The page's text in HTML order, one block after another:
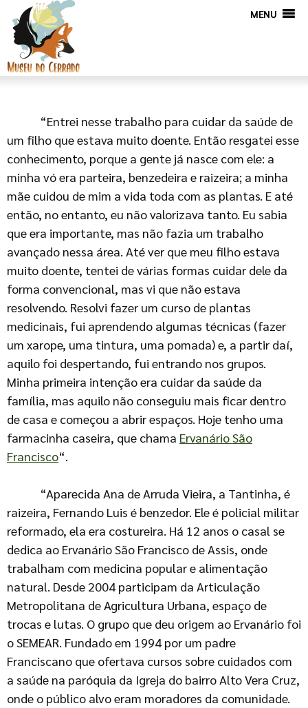
MENU
“Entrei nesse trabalho para cuidar da saúde de
um filho que estava muito doente. Então resgatei esse
conhecimento, porque a gente já nasce com ele: a
minha vó era parteira, benzedeira e raizeira; a minha
mãe cuidou de mim a vida toda com as plantas. E até
então, no entanto, eu não valorizava tanto. Eu sabia
que era importante, mas não fazia um trabalho
avançado nessa área. Até ver que meu filho estava
muito doente, tentei de várias formas cuidar dele da
forma convencional, mas vi que não estava
resolvendo. Resolvi fazer um curso de plantas
medicinais, fui aprendendo algumas técnicas (fazer
um xarope, uma tintura, uma pomada) e, a partir daí,
aquilo foi despertando, fui entrando nos grupos.
Minha primeira intenção era cuidar da saúde da
família, mas aquilo não conseguiu mais ficar dentro
de casa e começou a abrir espaços. Hoje tenho uma
farmacinha caseira, que chama Ervanário São
Francisco“.
“Aparecida Ana de Arruda Vieira, a Tantinha, é
raizeira, Fernando Luis é benzedor. Ele é policial militar
reformado, ela era costureira. Há 12 anos o casal se
dedica ao Ervanário São Francisco de Assis, onde
trabalham com medicina popular e alimentação
natural. Desde 2004 participam da Articulação
Metropolitana de Agricultura Urbana, espaço de
trocas e lutas. O grupo que deu origem ao Ervanário foi
o SEMEAR. Fundado em 1994 por um padre
Franciscano que ofertava cursos sobre cuidados com
a saúde na paróquia da Igreja do bairro Alto Vera Cruz,
onde o público alvo eram moradores da comunidade.